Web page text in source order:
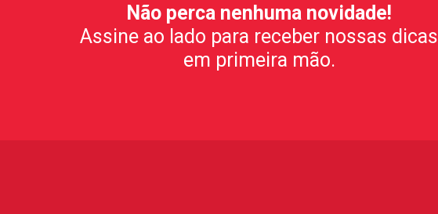
Não perca nenhuma novidade!
Assine ao lado para receber nossas dicas
em primeira mão.